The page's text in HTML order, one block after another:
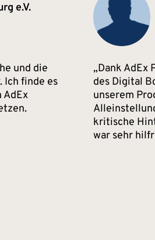
e.V.
und die
Ich finde es
AdEx
Dank AdEx
des Digital
unserem
kritische
war sehr